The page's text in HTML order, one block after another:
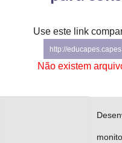
Gabinete de Segurança Institucional
Advocacia-Geral da União
Use este link
http://
Não existem